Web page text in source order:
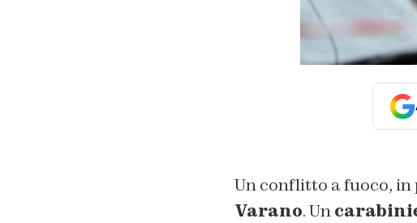
Un conflitto a fuoco,
Varano. Un